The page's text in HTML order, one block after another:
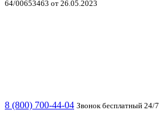
64/00653463 от 26.05.2023
8 (800) 700-44-04 Звонок бесплатный 24/7